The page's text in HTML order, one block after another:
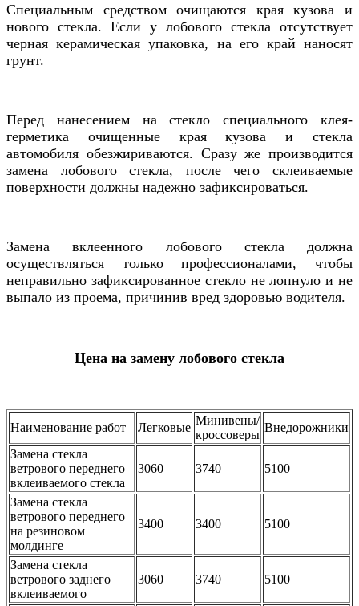
Специальным средством очищаются края кузова и
нового стекла. Если у лобового стекла отсутствует
черная керамическая упаковка, на его край наносят
грунт.
Перед нанесением на стекло специального клея-
герметика очищенные края кузова и стекла
автомобиля обезжириваются. Сразу же производится
замена лобового стекла, после чего склеиваемые
поверхности должны надежно зафиксироваться.
Замена вклеенного лобового стекла должна
осуществляться только профессионалами, чтобы
неправильно зафиксированное стекло не лопнуло и не
выпало из проема, причинив вред здоровью водителя.
Цена на замену лобового стекла
Наименование работ Легковые
Минивены/
кроссоверы
Внедорожники
Замена стекла
ветрового переднего
вклеиваемого стекла
3060 3740 5100
Замена стекла
ветрового переднего
на резиновом
молдинге
3400 3400 5100
Замена стекла
ветрового заднего
вклеиваемого
3060 3740 5100